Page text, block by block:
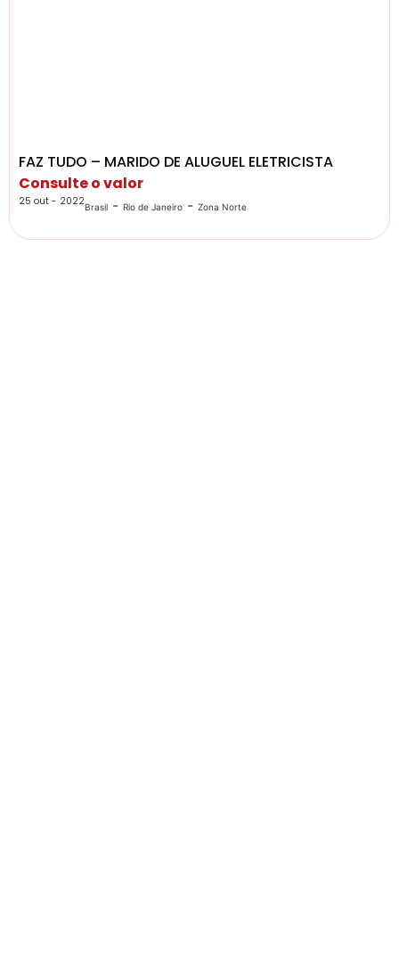
FAZ TUDO – MARIDO DE ALUGUEL ELETRICISTA
Consulte o valor
25 out - 2022Brasil - Rio de Janeiro - Zona Norte